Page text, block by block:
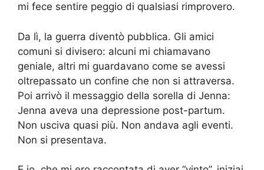
mi fece sentire peggio di qualsiasi rimprovero.
Da lì, la guerra diventò pubblica. Gli amici
comuni si divisero: alcuni mi chiamavano
geniale, altri mi guardavano come se avessi
oltrepassato un confine che non si attraversa.
Poi arrivò il messaggio della sorella di Jenna:
Jenna aveva una depressione post-partum.
Non usciva quasi più. Non andava agli eventi.
Non si presentava.